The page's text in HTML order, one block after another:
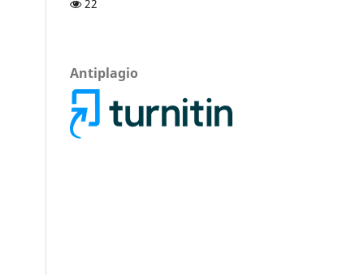
22
Antiplagio